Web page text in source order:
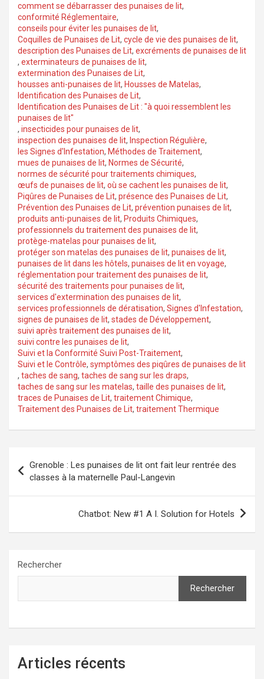
comment se débarrasser des punaises de lit,
conformité Réglementaire,
conseils pour éviter les punaises de lit,
Coquilles de Punaises de Lit, cycle de vie des punaises de lit,
description des Punaises de Lit, excréments de punaises de lit
, exterminateurs de punaises de lit,
extermination des Punaises de Lit,
housses anti-punaises de lit, Housses de Matelas,
Identification des Punaises de Lit,
Identification des Punaises de Lit : "à quoi ressemblent les
punaises de lit"
, insecticides pour punaises de lit,
inspection des punaises de lit, Inspection Régulière,
les Signes d'Infestation, Méthodes de Traitement,
mues de punaises de lit, Normes de Sécurité,
normes de sécurité pour traitements chimiques,
œufs de punaises de lit, où se cachent les punaises de lit,
Piqûres de Punaises de Lit, présence des Punaises de Lit,
Prévention des Punaises de Lit, prévention punaises de lit,
produits anti-punaises de lit, Produits Chimiques,
professionnels du traitement des punaises de lit,
protège-matelas pour punaises de lit,
protéger son matelas des punaises de lit, punaises de lit,
punaises de lit dans les hôtels, punaises de lit en voyage,
réglementation pour traitement des punaises de lit,
sécurité des traitements pour punaises de lit,
services d'extermination des punaises de lit,
services professionnels de dératisation, Signes d'Infestation,
signes de punaises de lit, stades de Développement,
suivi après traitement des punaises de lit,
suivi contre les punaises de lit,
Suivi et la Conformité Suivi Post-Traitement,
Suivi et le Contrôle, symptômes des piqûres de punaises de lit
, taches de sang, taches de sang sur les draps,
taches de sang sur les matelas, taille des punaises de lit,
traces de Punaises de Lit, traitement Chimique,
Traitement des Punaises de Lit, traitement Thermique
de
l’article
Grenoble : Les punaises de lit ont fait leur rentrée des
classes à la maternelle Paul-Langevin
Chatbot: New #1 A I. Solution for Hotels
Rechercher
Rechercher
Articles récents